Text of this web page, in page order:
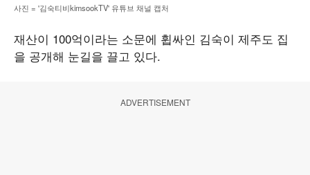
사진 = '김숙티비kimsookTV' 유튜브 채널 캡처
재산이 100억이라는 소문에 휩싸인 김숙이 제주도 집
을 공개해 눈길을 끌고 있다.
ADVERTISEMENT